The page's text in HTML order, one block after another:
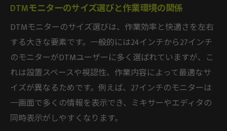
DTMモニターヘッドホンとスピーカーの違
い解説
DTMモニタースピーカーいらない場合の選
択肢
作業内容別DTMモニター音響機材の使い分
け
部屋に合わせたDTMモニター導入のポイント
DTMモニターのサイズ選びと作業環境の関係
DTMモニターのサイズ選びは、作業効率と快適さを左右
する大きな要素です。一般的には24インチから27インチ
のモニターがDTMユーザーに多く選ばれていますが、こ
れは設置スペースや視認性、作業内容によって最適なサ
イズが異なるためです。例えば、27インチのモニターは
一画面で多くの情報を表示でき、ミキサーやエディタの
同時表示がしやすくなります。